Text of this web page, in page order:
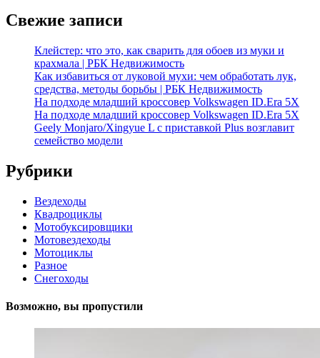
Свежие записи
Клейстер: что это, как сварить для обоев из муки и
крахмала | РБК Недвижимость
Как избавиться от луковой мухи: чем обработать лук,
средства, методы борьбы | РБК Недвижимость
На подходе младший кроссовер Volkswagen ID.Era 5X
На подходе младший кроссовер Volkswagen ID.Era 5X
Geely Monjaro/Xingyue L с приставкой Plus возглавит
семейство модели
Рубрики
Вездеходы
Квадроциклы
Мотобуксировщики
Мотовездеходы
Мотоциклы
Разное
Снегоходы
Возможно, вы пропустили